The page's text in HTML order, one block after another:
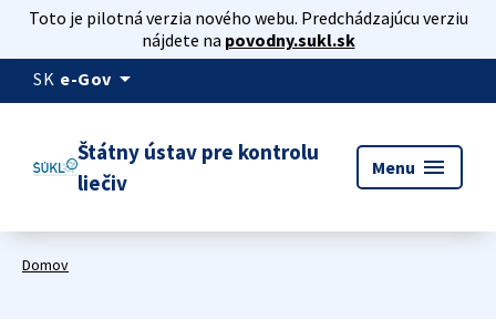
Toto je pilotná verzia nového webu. Predchádzajúcu verziu
nájdete na povodny.sukl.sk
SK e-Gov arrow_drop_down
Štátny ústav pre kontrolu
liečiv
Menu menu
Domov